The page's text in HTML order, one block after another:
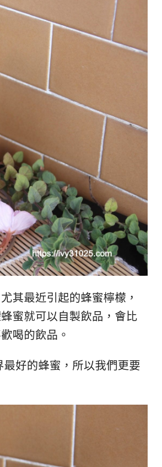
其最近引起的蜂蜜檸檬，
蜜就可以自製飲品，會比
喝的飲品。
好的蜂蜜，所以我們更要